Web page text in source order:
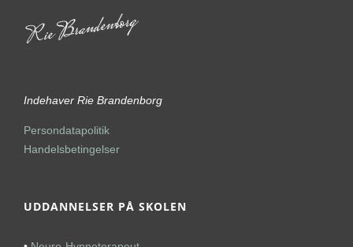
Indehaver Rie Brandenborg
Persondatapolitik
Handelsbetingelser
UDDANNELSER PÅ SKOLEN